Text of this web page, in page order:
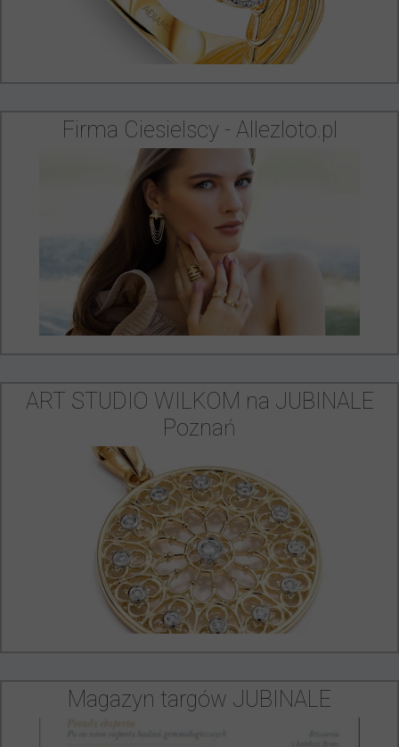
Firma Ciesielscy - Allezloto.pl
ART STUDIO WILKOM na JUBINALE
Poznań
Magazyn targów JUBINALE